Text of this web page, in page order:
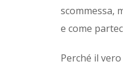
scommessa,
e come
Perché il